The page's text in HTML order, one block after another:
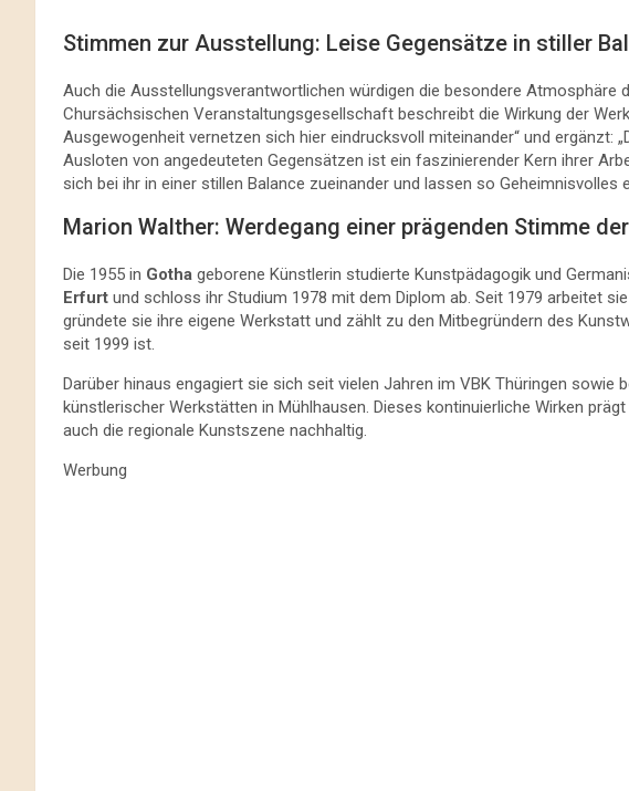
Stimmen zur Ausstellung: Leise Gegensätze in stiller
Auch die Ausstellungsverantwortlichen würdigen die besondere Atmosphäre
Chursächsischen Veranstaltungsgesellschaft beschreibt die Wirkung der
Ausgewogenheit vernetzen sich hier eindrucksvoll miteinander“ und ergänzt:
Ausloten von angedeuteten Gegensätzen ist ein faszinierender Kern ihrer
sich bei ihr in einer stillen Balance zueinander und lassen so Geheimnisvolles
Marion Walther: Werdegang einer prägenden Stimme
Die 1955 in Gotha geborene Künstlerin studierte Kunstpädagogik und
Erfurt und schloss ihr Studium 1978 mit dem Diplom ab. Seit 1979 arbeitet
gründete sie ihre eigene Werkstatt und zählt zu den Mitbegründern des
seit 1999 ist.
Darüber hinaus engagiert sie sich seit vielen Jahren im VBK Thüringen sowie
künstlerischer Werkstätten in Mühlhausen. Dieses kontinuierliche Wirken
auch die regionale Kunstszene nachhaltig.
Werbung